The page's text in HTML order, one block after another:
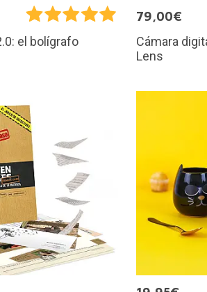
el bolígrafo
79,00€
Cámara
Lens